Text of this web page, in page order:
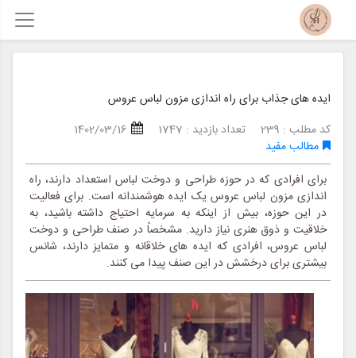
ایده های جذاب برای راه اندازی مزون لباس عروس
کد مطلب : 239
تعداد بازدید : 1747
1402/03/16
مطالب مفید
برای افرادی که در حوزه طراحی و دوخت لباس استعداد دارند، راه
اندازی مزون لباس عروس یک ایده هوشمندانه است. برای فعالیت
در این حوزه، بیش از اینکه به سرمایه احتیاج داشته باشید، به
خلاقیت و ذوق هنری نیاز دارید. مشخصاً در صنف طراحی و دوخت
لباس عروس، افرادی که ایده های خلاقانه و متمایز دارند، شانس
بیشتری برای درخشش در این صنف پیدا می کنند.